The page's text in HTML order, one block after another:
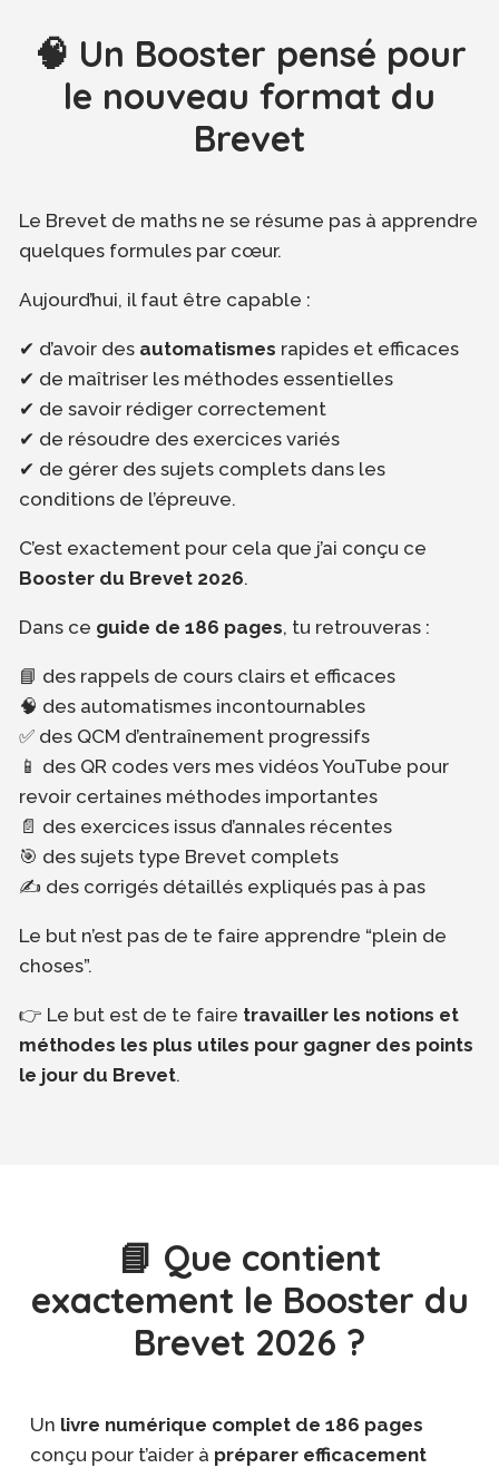
🧠 Un Booster pensé pour
le nouveau format du
Brevet
Le Brevet de maths ne se résume pas à apprendre
quelques formules par cœur.
Aujourd’hui, il faut être capable :
✔ d’avoir des automatismes rapides et efficaces
✔ de maîtriser les méthodes essentielles
✔ de savoir rédiger correctement
✔ de résoudre des exercices variés
✔ de gérer des sujets complets dans les
conditions de l’épreuve.
C’est exactement pour cela que j’ai conçu ce
Booster du Brevet 2026.
Dans ce guide de 186 pages, tu retrouveras :
📘 des rappels de cours clairs et efficaces
🧠 des automatismes incontournables
✅ des QCM d’entraînement progressifs
📱 des QR codes vers mes vidéos YouTube pour
revoir certaines méthodes importantes
📄 des exercices issus d’annales récentes
🎯 des sujets type Brevet complets
✍️ des corrigés détaillés expliqués pas à pas
Le but n’est pas de te faire apprendre “plein de
choses”.
👉 Le but est de te faire travailler les notions et
méthodes les plus utiles pour gagner des points
le jour du Brevet.
📘 Que contient
exactement le Booster du
Brevet 2026 ?
Un livre numérique complet de 186 pages
conçu pour t’aider à préparer efficacement